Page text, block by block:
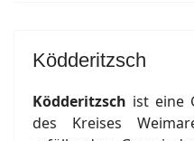
Ködderitzsch
Ködderitzsch ist eine
des Kreises